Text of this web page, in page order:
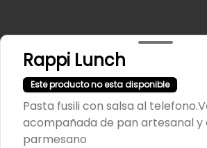
Rappi Lunch
Este producto no esta disponible
Pasta fusili con salsa al
acompañada de pan artesanal y
parmesano